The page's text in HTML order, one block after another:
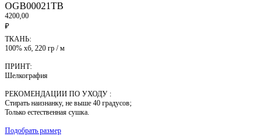
OGB00021TB
4200,00
₽
ТКАНЬ:
100% хб, 220 гр / м
ПРИНТ:
Шелкография
РЕКОМЕНДАЦИИ ПО УХОДУ :
Стирать наизнанку, не выше 40 градусов;
Только естественная сушка.
Подобрать размер